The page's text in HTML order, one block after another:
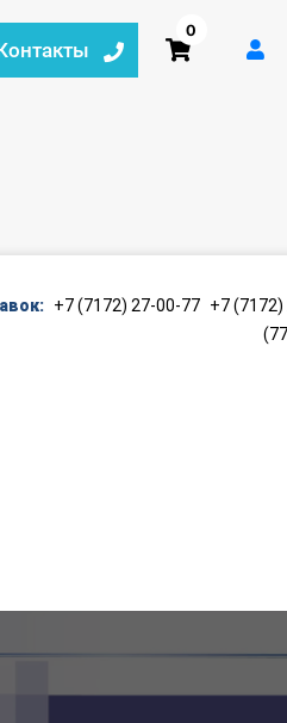
0
+7 (7172) 27-00-77 +7